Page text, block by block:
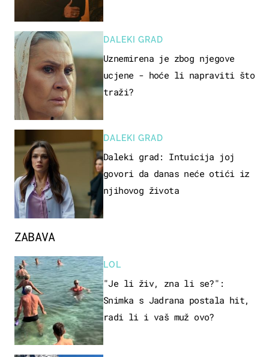
ZABAVA
LOL
"Je li živ, zna li se?":
Snimka s Jadrana postala hit,
radi li i vaš muž ovo?
DALEKI GRAD
Uznemirena je zbog njegove
ucjene - hoće li napraviti što
traži?
DALEKI GRAD
Daleki grad: Intuicija joj
govori da danas neće otići iz
njihovog života